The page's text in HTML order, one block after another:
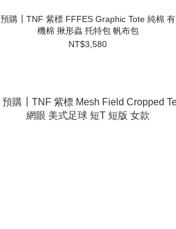
預購┃TNF 紫標 FFFES Graphic Tote 純棉 有
機棉 揪形蟲 托特包 帆布包
NT$3,580